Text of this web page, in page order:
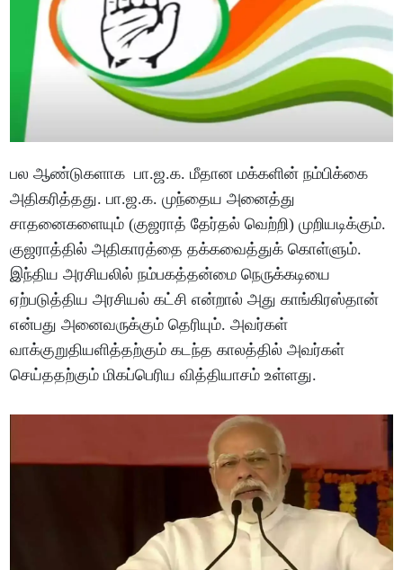
பல ஆண்டுகளாக பா.ஜ.க. மீதான மக்களின் நம்பிக்கை
அதிகரித்தது. பா.ஜ.க. முந்தைய அனைத்து
சாதனைகளையும் (குஜராத் தேர்தல் வெற்றி) முறியடிக்கும்.
குஜராத்தில் அதிகாரத்தை தக்கவைத்துக் கொள்ளும்.
இந்திய அரசியலில் நம்பகத்தன்மை நெருக்கடியை
ஏற்படுத்திய அரசியல் கட்சி என்றால் அது காங்கிரஸ்தான்
என்பது அனைவருக்கும் தெரியும். அவர்கள்
வாக்குறுதியளித்தற்கும் கடந்த காலத்தில் அவர்கள்
செய்ததற்கும் மிகப்பெரிய வித்தியாசம் உள்ளது.